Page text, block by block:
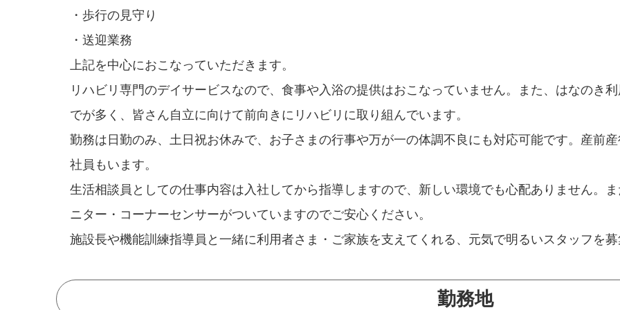
・歩行の見守り
・送迎業務
上記を中心におこなっていただきます。
リハビリ専門のデイサービスなので、食事や入浴の提供はおこなっていません。また、はなのき
でが多く、皆さん自立に向けて前向きにリハビリに取り組んでいます。
勤務は日勤のみ、土日祝お休みで、お子さまの行事や万が一の体調不良にも対応可能です。産前
社員もいます。
生活相談員としての仕事内容は入社してから指導しますので、新しい環境でも心配ありません。
ニター・コーナーセンサーがついていますのでご安心ください。
施設長や機能訓練指導員と一緒に利用者さま・ご家族を支えてくれる、元気で明るいスタッフを
勤務地